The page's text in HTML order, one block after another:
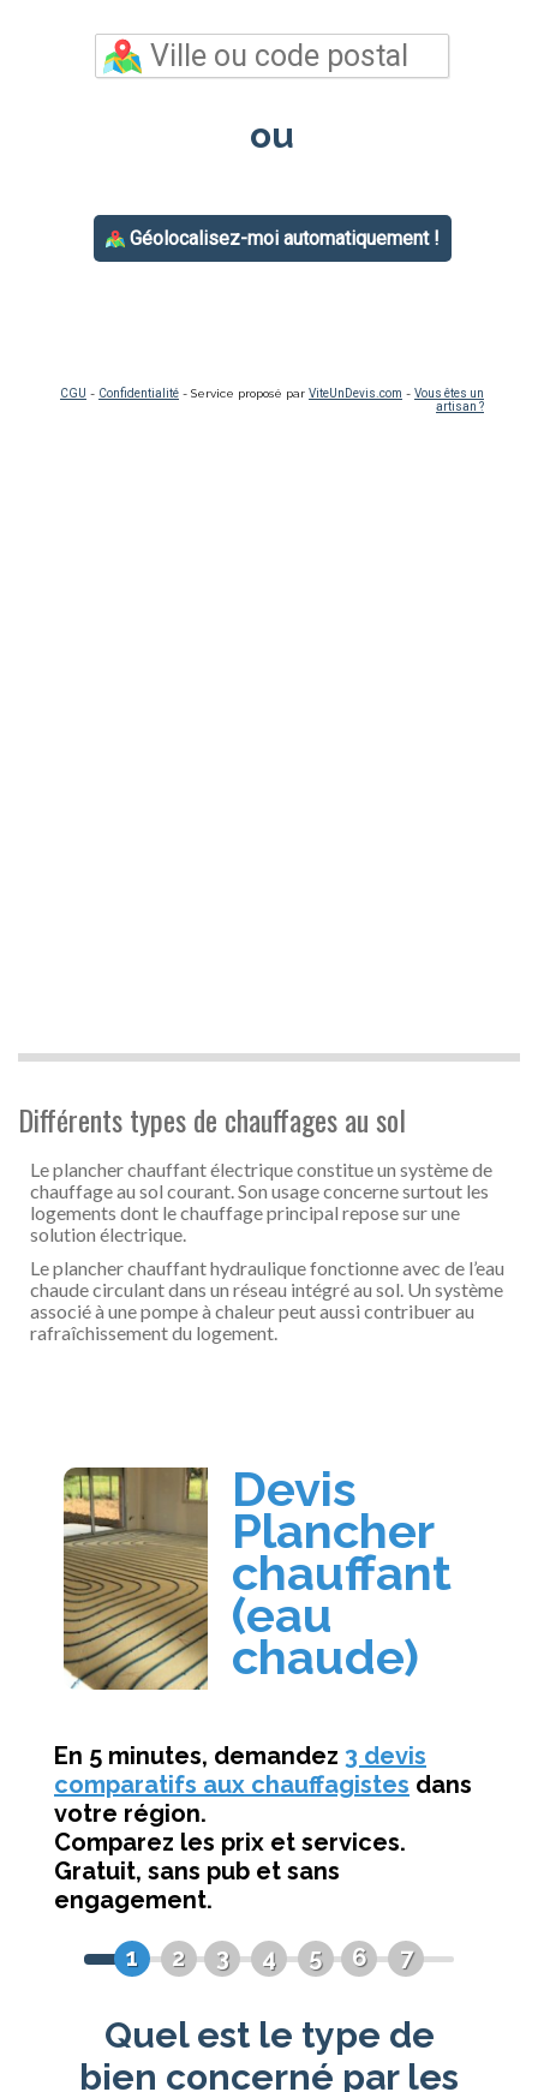
Différents types de chauffages au sol
Le plancher chauffant électrique constitue un système de
chauffage au sol courant. Son usage concerne surtout les
logements dont le chauffage principal repose sur une
solution électrique.
Le plancher chauffant hydraulique fonctionne avec de l’eau
chaude circulant dans un réseau intégré au sol. Un système
associé à une pompe à chaleur peut aussi contribuer au
rafraîchissement du logement.